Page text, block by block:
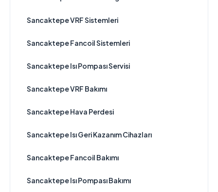
Sancaktepe VRF Sistemleri
Sancaktepe Fancoil Sistemleri
Sancaktepe Isı Pompası Servisi
Sancaktepe VRF Bakımı
Sancaktepe Hava Perdesi
Sancaktepe Isı Geri Kazanım Cihazları
Sancaktepe Fancoil Bakımı
Sancaktepe Isı Pompası Bakımı